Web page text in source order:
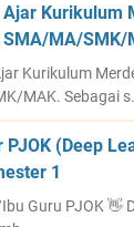
Kurikulum
SMA/MA/SMK/
Kurikulum
MAK. Sebagai
PJOK (Deep
1
Guru PJOK 👋